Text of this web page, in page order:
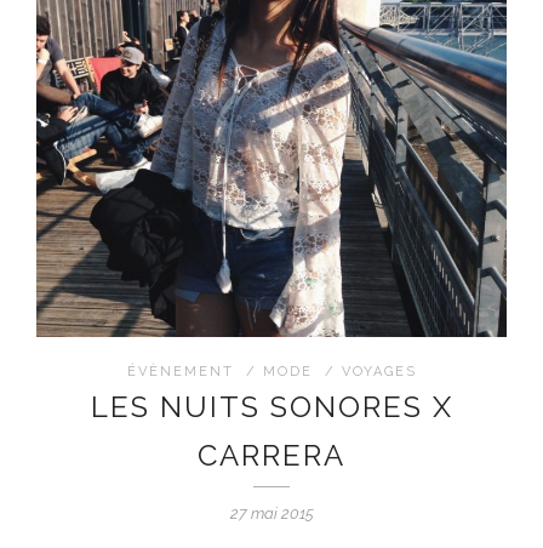
ÉVÈNEMENT / MODE / VOYAGES
LES NUITS SONORES X
CARRERA
27 mai 2015